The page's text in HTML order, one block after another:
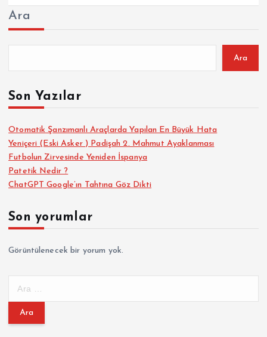
Ara
Ara
Son Yazılar
Otomatik Şanzımanlı Araçlarda Yapılan En Büyük Hata
Yeniçeri (Eski Asker ) Padişah 2. Mahmut Ayaklanması
Futbolun Zirvesinde Yeniden İspanya
Patetik Nedir ?
ChatGPT Google’ın Tahtına Göz Dikti
Son yorumlar
Görüntülenecek bir yorum yok.
m